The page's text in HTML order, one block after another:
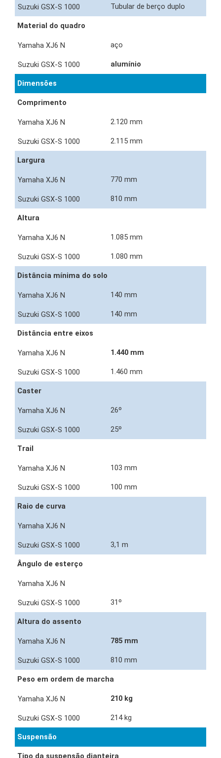
Tubular de berço duplo
Material do quadro
aço
alumínio
Dimensões
Comprimento
2.120 mm
2.115 mm
Largura
770 mm
810 mm
Altura
1.085 mm
1.080 mm
Distância mínima do solo
140 mm
140 mm
Distância entre eixos
1.440 mm
1.460 mm
Caster
26º
25º
Trail
103 mm
100 mm
Raio de curva
3,1 m
Ângulo de esterço
31º
Altura do assento
785 mm
810 mm
Peso em ordem de marcha
210 kg
214 kg
Suspensão
Tipo da suspensão dianteira